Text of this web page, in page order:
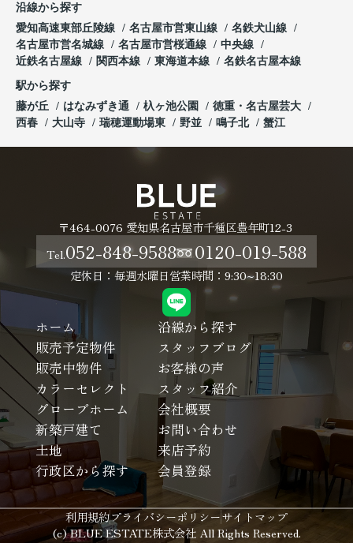
沿線から探す
愛知高速東部丘陵線
名古屋市営東山線
名鉄犬山線
名古屋市営名城線
名古屋市営桜通線
中央線
近鉄名古屋線
関西本線 東海道本線 名鉄名古屋本線
駅から探す
藤が丘
はなみずき通 杁ヶ池公園
徳重・名古屋芸大
西春
大山寺 瑞穂運動場東 野並 鳴子北 蟹江
〒464-0076 愛知県名古屋市千種区豊年町12-3
Tel.052-848-9588 0120-019-588
定休日：毎週水曜日営業時間：9:30~18:30
ホーム
沿線から探す
販売予定物件
スタッフブログ
販売中物件
お客様の声
カラーセレクト
スタッフ紹介
グローブホーム
会社概要
新築戸建て
お問い合わせ
土地
来店予約
行政区から探す
会員登録
利用規約プライバシーポリシーサイトマップ
(c) BLUE ESTATE株式会社 All Rights Reserved.